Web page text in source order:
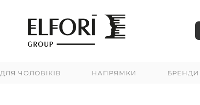
ДЛЯ ЧОЛОВІКІВ НАПРЯМКИ БРЕНДИ